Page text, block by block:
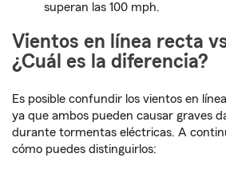
superan las 100 mph.
Vientos en línea recta
¿Cuál es la diferencia?
Es posible confundir los vientos en
ya que ambos pueden causar graves
durante tormentas eléctricas. A
cómo puedes distinguirlos: